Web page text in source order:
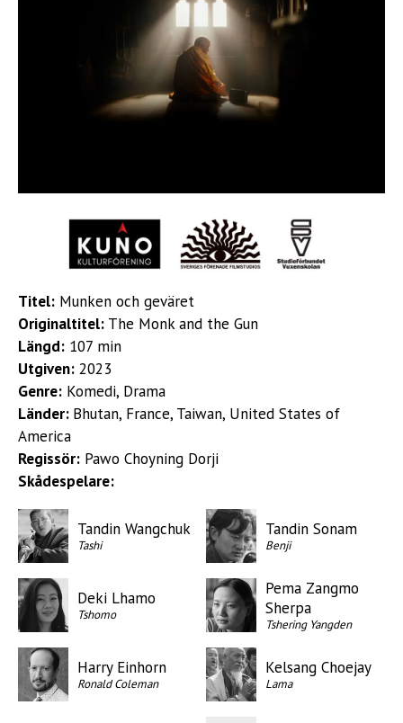
Titel: Munken och geväret
Originaltitel: The Monk and the Gun
Längd: 107 min
Utgiven: 2023
Genre: Komedi, Drama
Länder: Bhutan, France, Taiwan, United States of
America
Regissör: Pawo Choyning Dorji
Skådespelare:
Tandin Wangchuk
Tashi
Tandin Sonam
Benji
Deki Lhamo
Tshomo
Pema Zangmo
Sherpa
Tshering Yangden
Harry Einhorn
Ronald Coleman
Kelsang Choejay
Lama